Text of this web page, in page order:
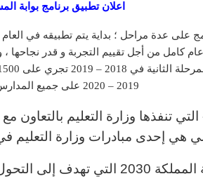
اعلان تطبيق برنامج بوابة
عام كامل من أجل تقييم التجربة و قدر
2019 – 2020 على جميع المدارس الأخرى.
تنفذها وزارة التعليم بالتعاون
هي إحدى مبادرات وزارة التعليم في
وذلك لتحقيق رؤية المملكة 2030